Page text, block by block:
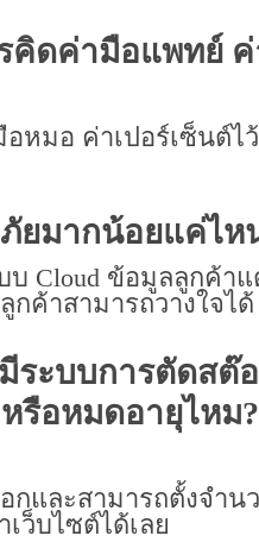
คิดค่ามือแพทย์
หมอ ค่าเปอร์เซ็นต์ไ
ยมากน้อยแค่ไห
Cloud ข้อมูลลูกค้า
ค้าสามารถวางใจได้
ะบบการตัดสต๊
รือหมดอายุไหม
และสามารถตั้งจำน
ว็บไซต์ได้เลย